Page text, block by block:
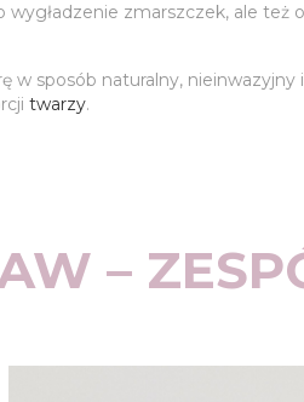
zmarszczek, ale też
w sposób naturalny, nieinwazyjny i
twarzy.
–